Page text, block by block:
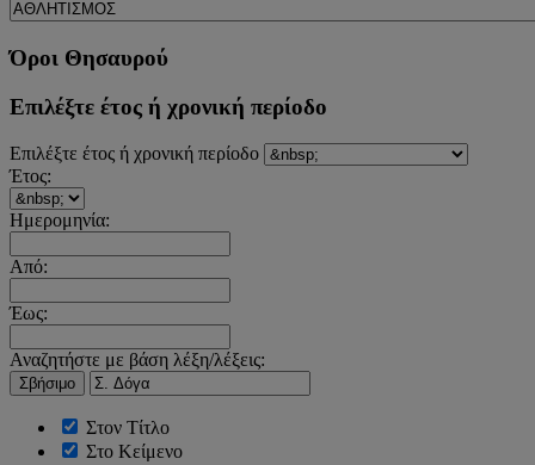
Όροι Θησαυρού
Επιλέξτε έτος ή χρονική περίοδο
Επιλέξτε έτος ή χρονική περίοδο
Έτος:
Ημερομηνία:
Από:
Έως:
Αναζητήστε με βάση λέξη/λέξεις:
Σβήσιμο
Στον Τίτλο
Στο Κείμενο